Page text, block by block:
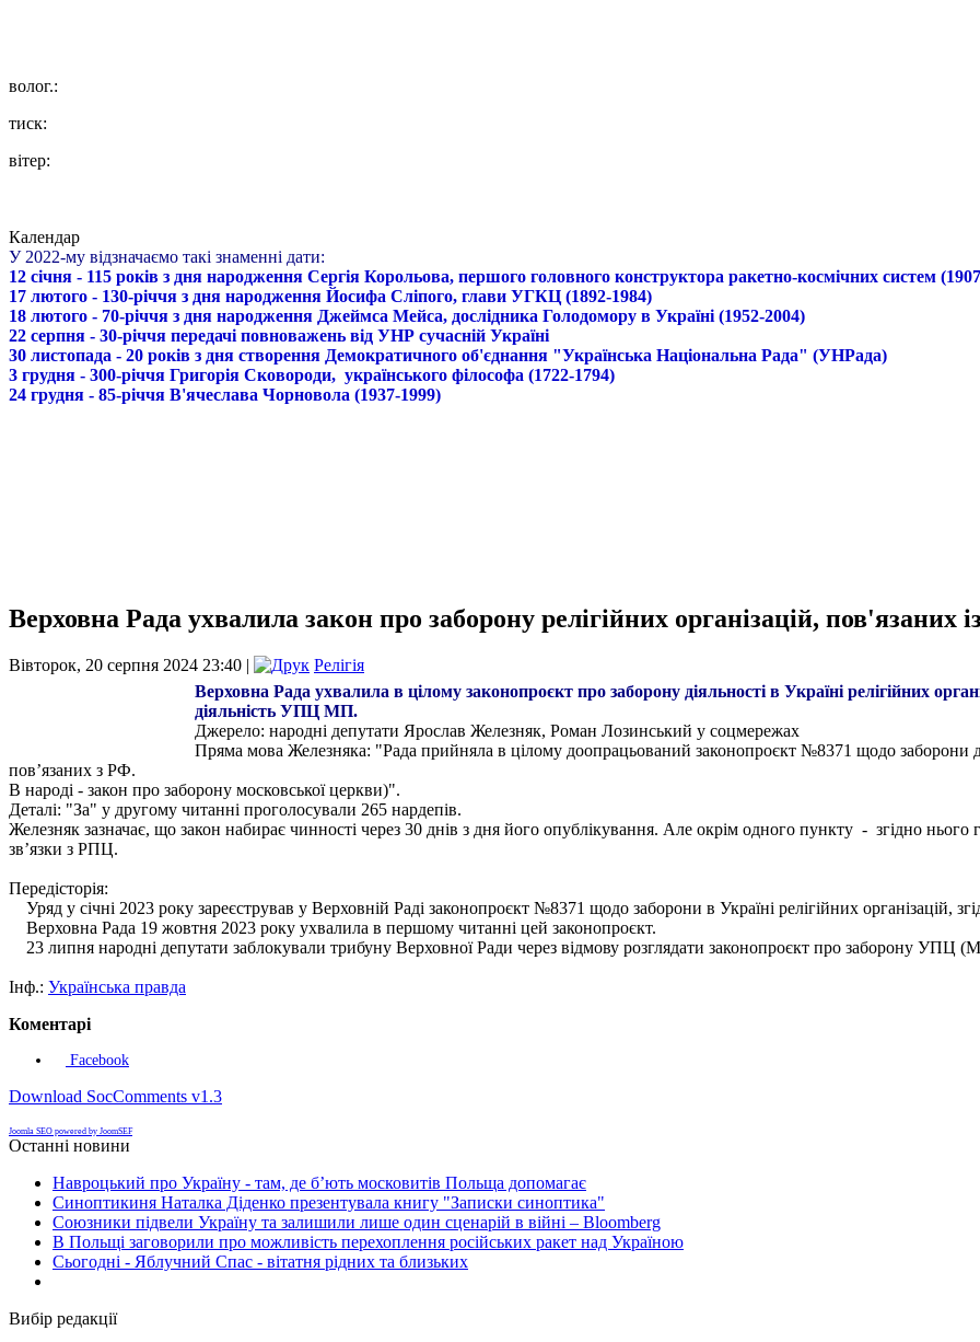
волог.:
тиск:
вітер:
Календар
У 2022-му відзначаємо такі знаменні дати:
12 січня - 115 років з дня народження Сергія Корольова, першого головного конструктора ракетно-космічних систем
17 лютого - 130-річчя з дня народження Йосифа Сліпого, глави УГКЦ (1892-1984)
18 лютого - 70-річчя з дня народження Джеймса Мейса, дослідника Голодомору в Україні (1952-2004)
22 серпня - 30-річчя передачі повноважень від УНР сучасній Україні
30 листопада - 20 років з дня створення Демократичного об'єднання "Українська Національна Рада" (УНРада)
3 грудня - 300-річчя Григорія Сковороди, українського філософа (1722-1794)
24 грудня - 85-річчя В'ячеслава Чорновола (1937-1999)
Верховна Рада ухвалила закон про заборону релігійних організацій, пов'язаних
Вівторок, 20 серпня 2024 23:40 |
Релігія
Верховна Рада ухвалила в цілому законопроєкт про заборону діяльності в Україні релігійних
діяльність УПЦ МП.
Джерело: народні депутати Ярослав Железняк, Роман Лозинський у соцмережах
Пряма мова Железняка: "Рада прийняла в цілому доопрацьований законопроєкт №8371 щодо заборони
пов’язаних з РФ.
В народі - закон про заборону московської церкви)".
Деталі: "За" у другому читанні проголосували 265 нардепів.
Железняк зазначає, що закон набирає чинності через 30 днів з дня його опублікування. Але окрім одного пункту - згідно
зв’язки з РПЦ.
Передісторія:
Уряд у січні 2023 року зареєстрував у Верховній Раді законопроєкт №8371 щодо заборони в Україні релігійних
Верховна Рада 19 жовтня 2023 року ухвалила в першому читанні цей законопроєкт.
23 липня народні депутати заблокували трибуну Верховної Ради через відмову розглядати законопроєкт про заборону УПЦ
Інф.: Українська правда
Коментарі
Facebook
Download SocComments v1.3
Joomla SEO powered by JoomSEF
Останні новини
Навроцький про Україну - там, де б’ють московитів Польща допомагає
Синоптикиня Наталка Діденко презентувала книгу "Записки синоптика"
Союзники підвели Україну та залишили лише один сценарій в війні – Bloomberg
В Польщі заговорили про можливість перехоплення російських ракет над Україною
Сьогодні - Яблучний Спас - вітатня рідних та близьких
Вибір редакції